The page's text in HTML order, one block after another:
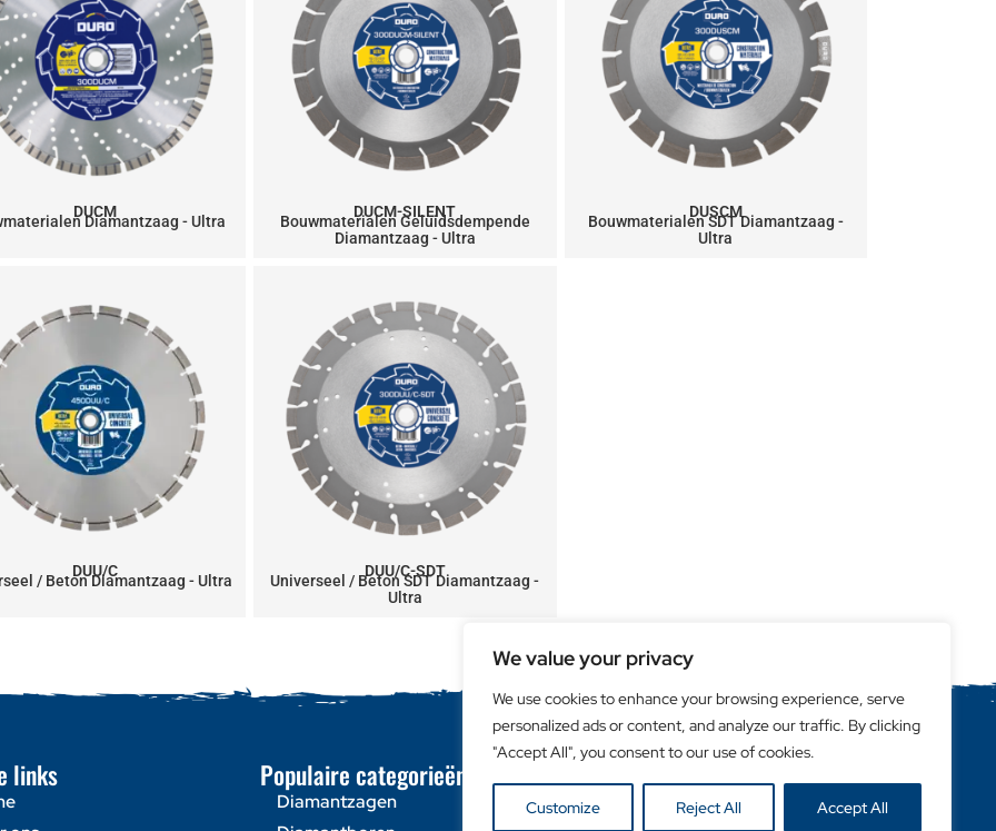
We value your privacy
We use cookies to enhance your browsing experience, serve
personalized ads or content, and analyze our traffic. By clicking
"Accept All", you consent to our use of cookies.
Customize Reject All Accept All
DUCM
Diamantzaag - Ultra
DUCM-SILENT
Bouwmaterialen Geluidsdempende
Diamantzaag - Ultra
DUSCM
Bouwmaterialen SDT Diamantzaag -
Ultra
DUU/C
/ Beton Diamantzaag - Ultra
DUU/C-SDT
Universeel / Beton SDT Diamantzaag -
Ultra
links Populaire categorieën
Diamantzagen
Handige links
Klanten login